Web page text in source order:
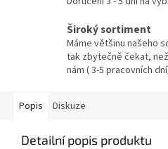
Široký sortiment
Máme většinu našeho
tak zbytečně čekat,
nám ( 3-5 pracovních
Popis Diskuze
Detailní popis produktu